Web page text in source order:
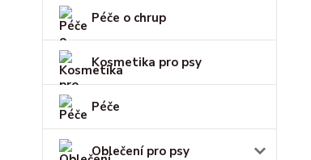
Péče o chrup
Kosmetika pro psy
Péče
Oblečení pro psy